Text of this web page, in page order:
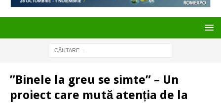
”Binele la greu se simte” – Un
proiect care mută atenția de la